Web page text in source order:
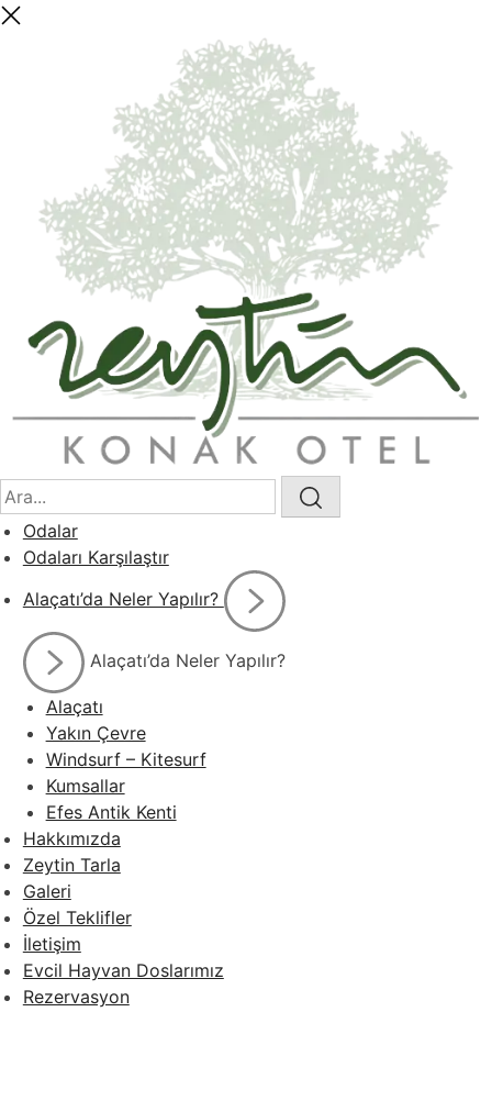
Odalar
Odaları Karşılaştır
Alaçatı’da Neler Yapılır?
Alaçatı’da Neler Yapılır?
Alaçatı
Yakın Çevre
Windsurf – Kitesurf
Kumsallar
Efes Antik Kenti
Hakkımızda
Zeytin Tarla
Galeri
Özel Teklifler
İletişim
Evcil Hayvan Doslarımız
Rezervasyon